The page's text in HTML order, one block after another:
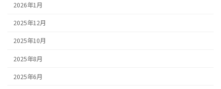
2026年1月
2025年12月
2025年10月
2025年8月
2025年6月